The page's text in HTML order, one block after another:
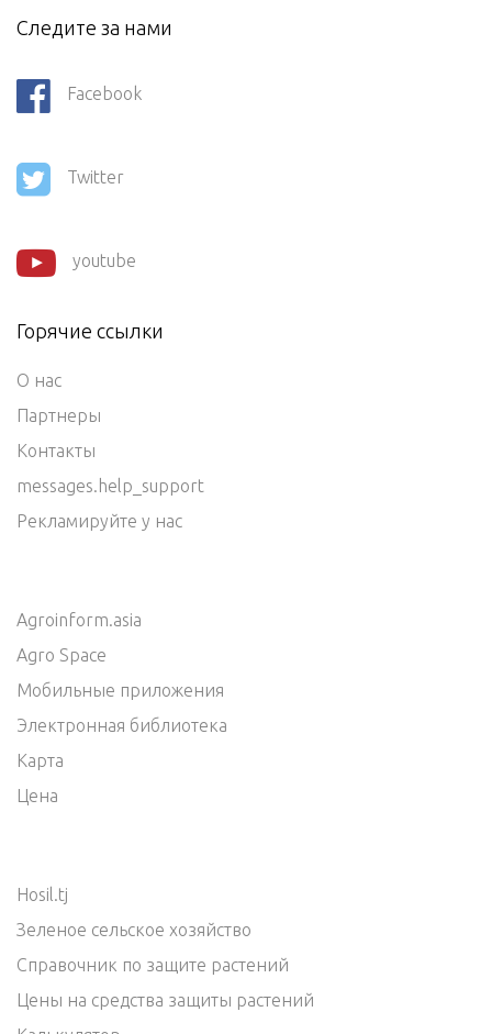
Следите за нами
Facebook
Twitter
youtube
Горячие ссылки
О нас
Партнеры
Контакты
messages.help_support
Рекламируйте у нас
Agroinform.asia
Agro Space
Мобильные приложения
Электронная библиотека
Карта
Цена
Hosil.tj
Зеленое сельское хозяйство
Справочник по защите растений
Цены на средства защиты растений